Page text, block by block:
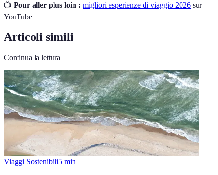
📺 Pour aller plus loin : migliori esperienze di viaggio 2026 sur
YouTube
Articoli simili
Continua la lettura
Viaggi Sostenibili5 min